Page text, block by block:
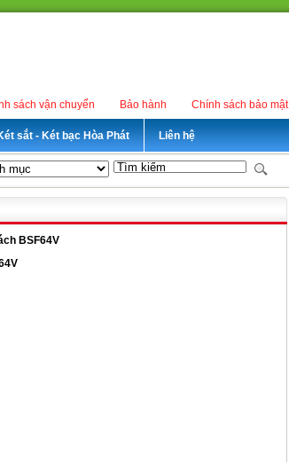
Chính sách bảo mật
Bảo hành
sách vận chuyển
sắt - Két bạc Hòa Phát Liên hệ
BSF64V